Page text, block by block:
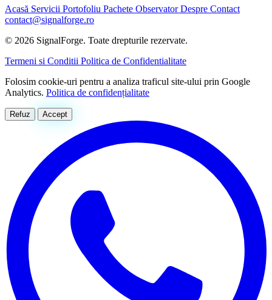
Acasă Servicii Portofoliu Pachete ObservatorDespre Contact
contact@signalforge.ro
© 2026 SignalForge. Toate drepturile rezervate.
Termeni si Conditii Politica de Confidentialitate
Folosim cookie-uri pentru a analiza traficul site-ului prin Google
Analytics. Politica de confidențialitate
Refuz Accept